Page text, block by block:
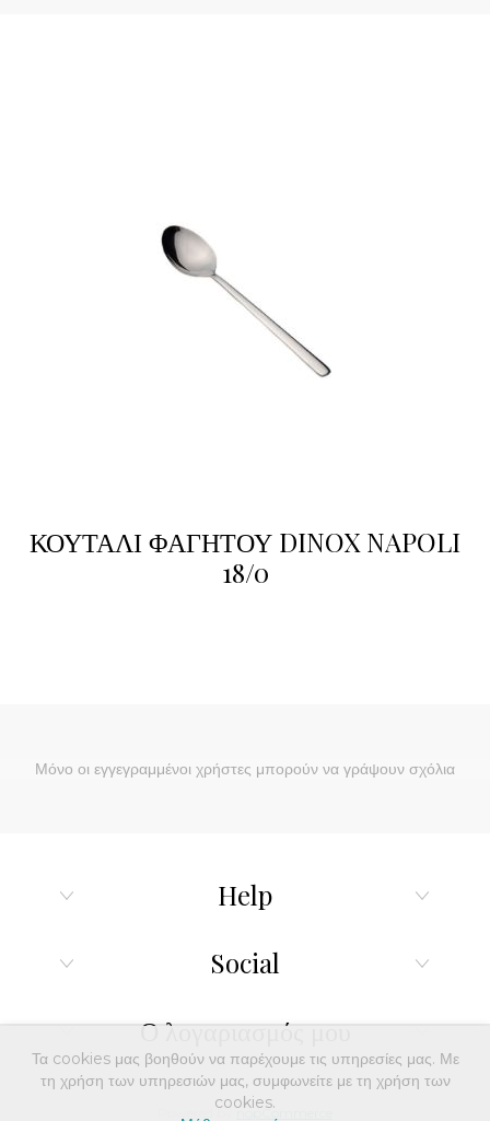
ΚΟΥΤΑΛΙ ΦΑΓΗΤΟΥ DINOX NAPOLI
18/0
Μόνο οι εγγεγραμμένοι χρήστες μπορούν να γράψουν σχόλια
Help
Social
Ο λογαριασμός μου
Powered by nopCommerce
Τα cookies μας βοηθούν να παρέχουμε τις υπηρεσίες μας. Με
τη χρήση των υπηρεσιών μας, συμφωνείτε με τη χρήση των
cookies.